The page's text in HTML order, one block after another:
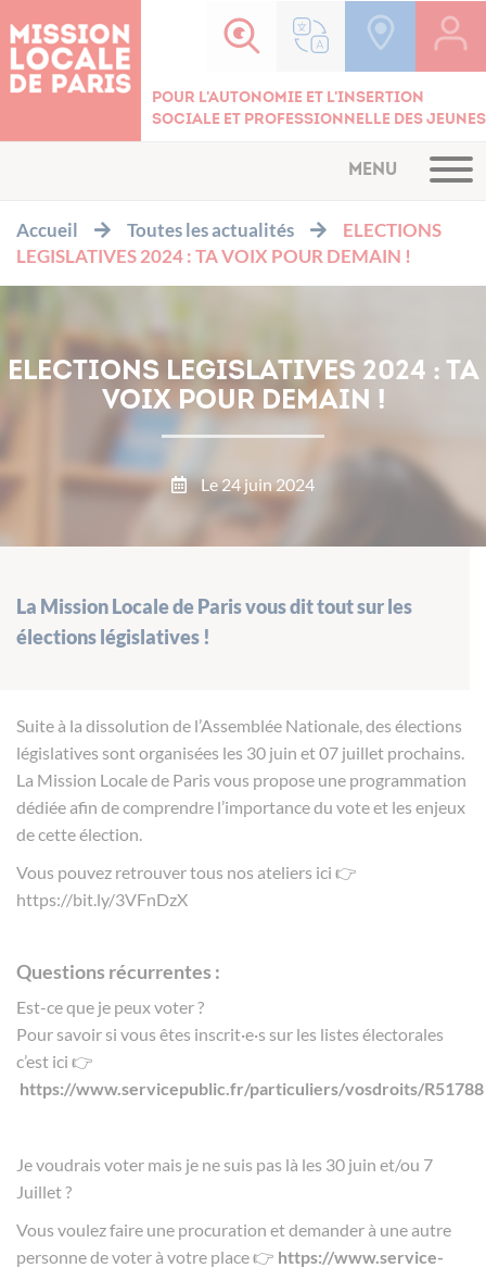
Pour l'autonomie et l'insertion
sociale et professionnelle des jeunes
MENU
Accueil Toutes les actualités
ELECTIONS
LEGISLATIVES 2024 : TA VOIX POUR DEMAIN !
ELECTIONS LEGISLATIVES 2024 : TA
VOIX POUR DEMAIN !
Le 24 juin 2024
La Mission Locale de Paris vous dit tout sur les
élections législatives !
Suite à la dissolution de l’Assemblée Nationale,des élections
législatives sont organisées les 30 juin et 07 juillet prochains.
La Mission Locale de Paris vous propose une programmation
dédiée afin decomprendre l’importance du voteet les enjeux
de cette élection.
Vous pouvez retrouver tous nos ateliers ici 👉
https://bit.ly/3VFnDzX
Questions récurrentes :
Est-ce que je peux voter ?
Pour savoir si vous êtes inscrit·e·s sur les listes électorales
c’est ici 👉
https://www.servicepublic.fr/particuliers/vosdroits/R51788
Je voudrais voter mais je ne suis pas là les 30 juin et/ou 7
Juillet ?
Vous voulez faire une procuration et demander à une autre
personne de voter à votre place 👉 https://www.service-